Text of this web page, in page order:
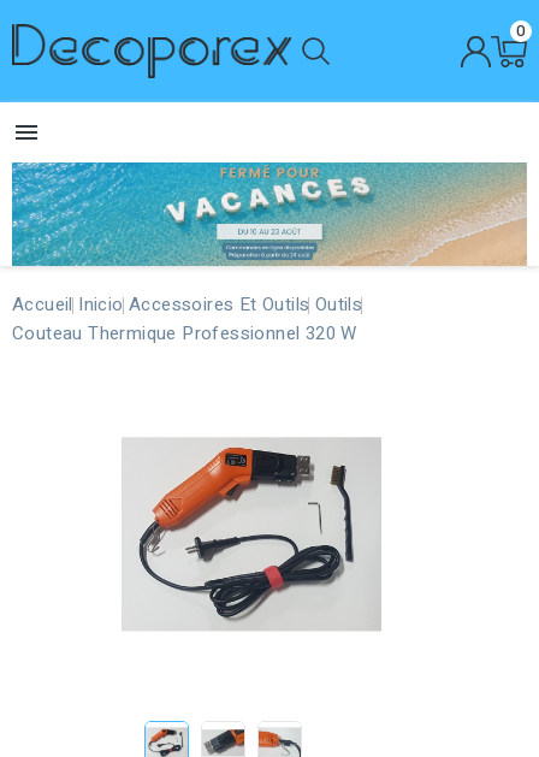
0

Accueil Inicio Accessoires Et Outils Outils
Couteau Thermique Professionnel 320 W